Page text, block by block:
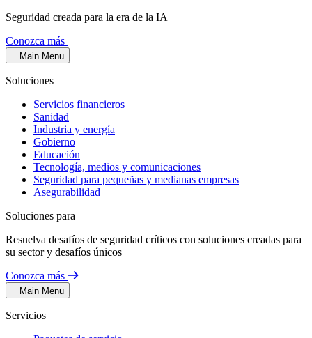
Seguridad creada para la era de la IA
Conozca más
Main Menu
Soluciones
Servicios financieros
Sanidad
Industria y energía
Gobierno
Educación
Tecnología, medios y comunicaciones
Seguridad para pequeñas y medianas empresas
Asegurabilidad
Soluciones para
Resuelva desafíos de seguridad críticos con soluciones creadas para
su sector y desafíos únicos
Conozca más
Main Menu
Servicios